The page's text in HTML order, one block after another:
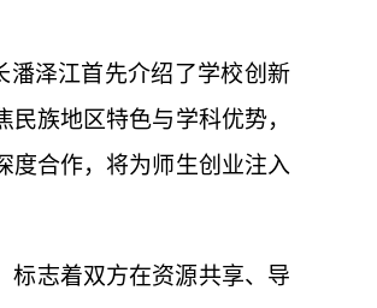
潘泽江首先介绍了学校创新
族地区特色与学科优势，
度合作，将为师生创业注入
标志着双方在资源共享、导